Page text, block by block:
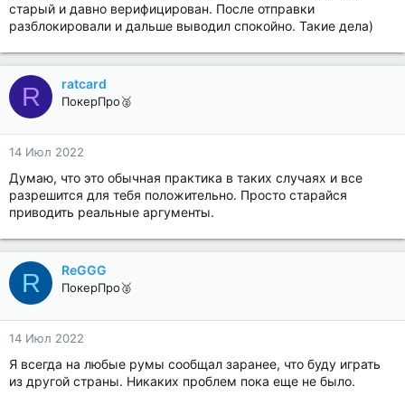
старый и давно верифицирован. После отправки
разблокировали и дальше выводил спокойно. Такие дела)
R ratcard
ПокерПро🥈
14 Июл 2022
Думаю, что это обычная практика в таких случаях и все
разрешится для тебя положительно. Просто старайся
приводить реальные аргументы.
R ReGGG
ПокерПро🥈
14 Июл 2022
Я всегда на любые румы сообщал заранее, что буду играть
из другой страны. Никаких проблем пока еще не было.